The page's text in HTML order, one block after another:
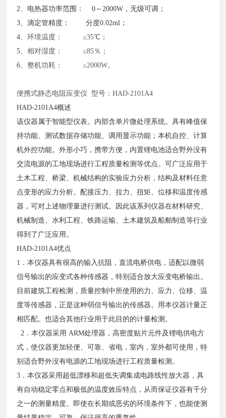
2、电热器功率范围： 0～2000W，无级可调；
3、滴定管精度： 分度0.02ml；
4 、环境温度：
≤35℃；
5 、相对湿度：
≤85％；
6 、整机功耗： ≤2000W。
便携式静态电阻应变仪 型号：HAD-2101A4
HAD-2101A4概述
该仪器属于智能型仪表。内部含单片微处理系统。具有峰值保
持功能、测试数据存储功能、调用显示功能；本机自控、计算
机外控功能。外形小巧，携带方便，内置锂电池适合野外没有
交流电源的工地现场进行工程质量检测等优点。可广泛应用于
土木工程、桥梁、机械结构的实验应力分析，结构及材料任意
点变形的应力分析。配接压力、拉力、扭矩、位移和温度传感
器，可对上述物理量进行测试。因此该系列仪器在材料研究、
机械制造、水利工程、铁路运输、土木建筑及船舶制造等行业
得到了广泛应用。
HAD-2101A4优点
1．本仪器具有很高的输入抗阻，直流电桥供电，适配以微弱
信号输出的应变式各种传感器，特别适合放大应变电桥输出。
目前建筑工程检测，质量控制中所使用的力、应力、位移、温
度等传感器，正是这种弱信号输出的传感器。用本仪器计量正
相匹配。也适合其他行业用于此目的的计量检测。
2．本仪器采用 ARM处理器，高密度贴片元件及锂电供电方
式，使仪器更加轻便、可靠、省电，室内，室外都可使用，特
别适合野外没有电源的工地现场进行工程质量检测。
3．本仪器采用超低漂移和超低失调集成电路线性放大器，具
有自动稳定零点和极低的温度效应特点，从而保证仪器有千分
之一的测量精度。即使在长期或恶劣的环境条件下，也能使测